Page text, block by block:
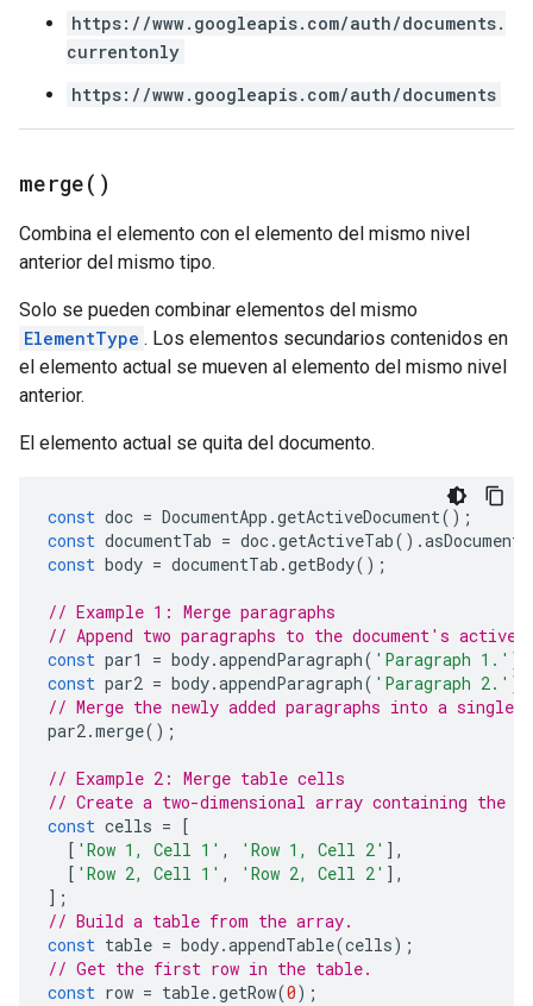
https://www.googleapis.com/auth/documents.
currentonly
https://www.googleapis.com/auth/documents
merge( )
Combina el elemento con el elemento del mismo nivel
anterior del mismo tipo.
Solo se pueden combinar elementos del mismo
ElementType . Los elementos secundarios contenidos en
el elemento actual se mueven al elemento del mismo nivel
anterior.
El elemento actual se quita del documento.
const doc = DocumentApp .getActiveDocument();
const documentTab = doc.getActiveTab().
const body = documentTab .getBody();
// Example 1: Merge paragraphs
// Append two paragraphs to the document's active
const par1 = body.appendParagraph( 'Paragraph 1.' );
const par2 = body.appendParagraph( 'Paragraph 2.' );
// Merge the newly added paragraphs into a single
par2.merge();
// Example 2: Merge table cells
// Create a two-dimensional array containing the
const cells = [
[ 'Row 1, Cell 1' , 'Row 1, Cell 2' ],
[ 'Row 2, Cell 1' , 'Row 2, Cell 2' ],
];
// Build a table from the array.
const table = body.appendTable(cells);
// Get the first row in the table.
const row = table.getRow(0);